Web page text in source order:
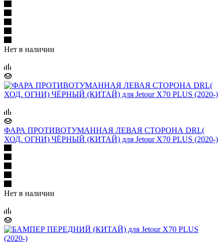
Нет в наличии
ФАРА ПРОТИВОТУМАННАЯ ЛЕВАЯ СТОРОНА DRL(
ХОД. ОГНИ) ЧЁРНЫЙ (КИТАЙ) для Jetour X70 PLUS (2020-)
Нет в наличии